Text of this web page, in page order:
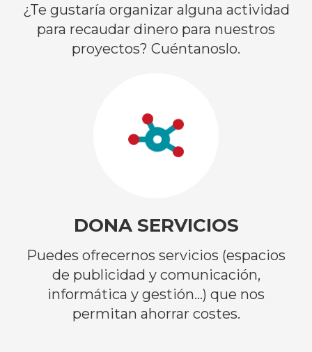
¿Te gustaría organizar alguna actividad
para recaudar dinero para nuestros
proyectos? Cuéntanoslo.
DONA SERVICIOS
Puedes ofrecernos servicios (espacios
de publicidad y comunicación,
informática y gestión...) que nos
permitan ahorrar costes.